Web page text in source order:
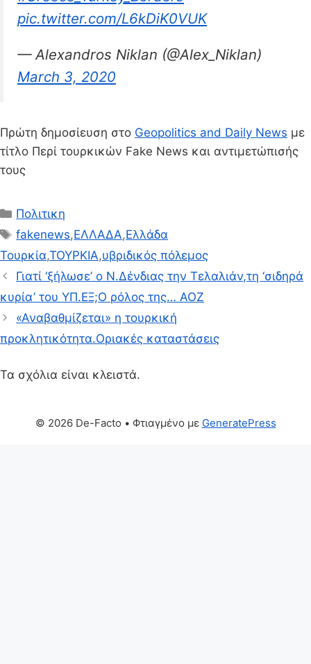
pic.twitter.com/L6kDiK0VUK
— Alexandros Niklan (@Alex_Niklan)
March 3, 2020
Πρώτη δημοσίευση στο Geopolitics and Daily News με
τίτλο Περί τουρκικών Fake News και αντιμετώπισής
τους
Κατηγορίες
Πολιτικη
Ετικέτες
fakenews,ΕΛΛΑΔΑ,Ελλάδα
Τουρκία,ΤΟΥΡΚΙΑ,υβριδικός πόλεμος
Γιατί ‘ξήλωσε’ ο Ν.Δένδιας την Τελαλιάν,τη ‘σιδηρά
κυρία’ του ΥΠ.ΕΞ;Ο ρόλος της… ΑΟΖ
«Αναβαθμίζεται» η τουρκική
προκλητικότητα.Οριακές καταστάσεις
Τα σχόλια είναι κλειστά.
© 2026 De-Facto • Φτιαγμένο με GeneratePress